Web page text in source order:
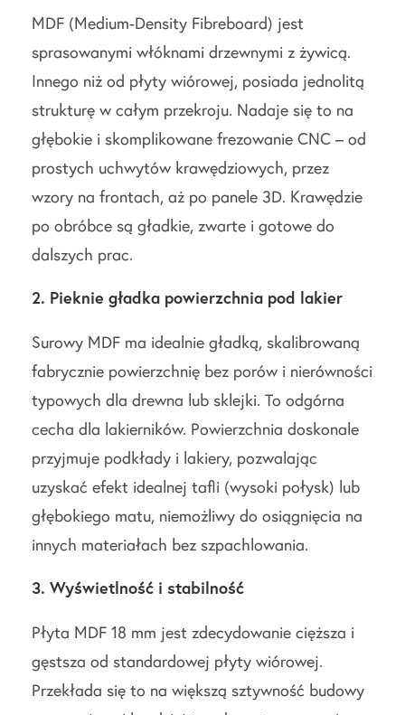
MDF (Medium-Density Fibreboard) jest
sprasowanymi włóknami drzewnymi z żywicą.
Innego niż od płyty wiórowej, posiada jednolitą
strukturę w całym przekroju. Nadaje się to na
głębokie i skomplikowane frezowanie CNC – od
prostych uchwytów krawędziowych, przez
wzory na frontach, aż po panele 3D. Krawędzie
po obróbce są gładkie, zwarte i gotowe do
dalszych prac.
2. Pieknie gładka powierzchnia pod lakier
Surowy MDF ma idealnie gładką, skalibrowaną
fabrycznie powierzchnię bez porów i nierówności
typowych dla drewna lub sklejki. To odgórna
cecha dla lakierników. Powierzchnia doskonale
przyjmuje podkłady i lakiery, pozwalając
uzyskać efekt idealnej tafli (wysoki połysk) lub
głębokiego matu, niemożliwy do osiągnięcia na
innych materiałach bez szpachlowania.
3. Wyświetlność i stabilność
Płyta MDF 18 mm jest zdecydowanie cięższa i
gęstsza od standardowej płyty wiórowej.
Przekłada się to na większą sztywność budowy